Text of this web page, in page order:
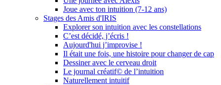
Joue avec ton intuition (7-12 ans)
Stages des Amis d'IRIS
Explorer son intuition avec les constellations
C’est décidé, j’écris !
Aujourd'hui j’improvise !
Il était une fois, une histoire pour changer de cap
Dessiner avec le cerveau droit
Le journal créatif© de l’intuition
Naturellement intuitif